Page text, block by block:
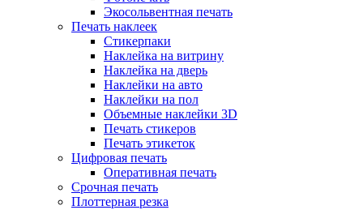
Экосольвентная печать
Печать наклеек
Стикерпаки
Наклейка на витрину
Наклейка на дверь
Наклейки на авто
Наклейки на пол
Объемные наклейки 3D
Печать стикеров
Печать этикеток
Цифровая печать
Оперативная печать
Срочная печать
Плоттерная резка